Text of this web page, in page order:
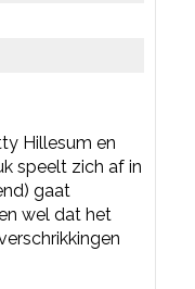
Hillesum en
speelt zich af in
gaat
wel dat het